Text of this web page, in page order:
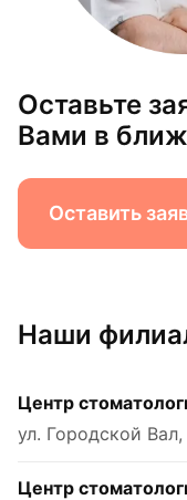
Оставьте
Вами в
Оставить
Наши
Центр
ул. Городской Вал,
Центр